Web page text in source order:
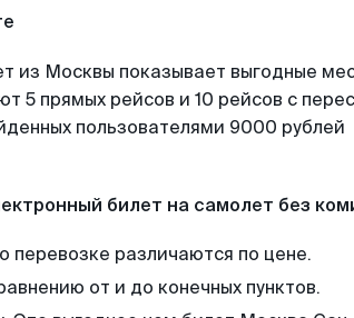
из Москвы показывает выгодные
5 прямых рейсов и 10 рейсов с
пользователями 9000 рублей
билет на самолет без
перевозке различаются по цене.
от и до конечных пунктов.